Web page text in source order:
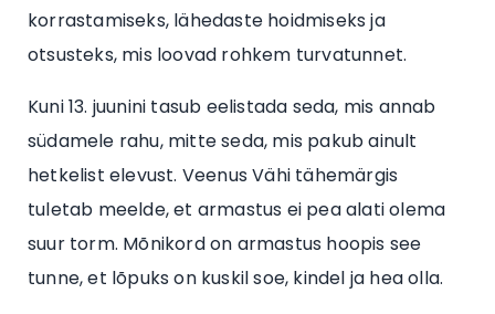
korrastamiseks, lähedaste hoidmiseks ja
otsusteks, mis loovad rohkem turvatunnet.
Kuni 13. juunini tasub eelistada seda, mis annab
südamele rahu, mitte seda, mis pakub ainult
hetkelist elevust. Veenus Vähi tähemärgis
tuletab meelde, et armastus ei pea alati olema
suur torm. Mõnikord on armastus hoopis see
tunne, et lõpuks on kuskil soe, kindel ja hea olla.